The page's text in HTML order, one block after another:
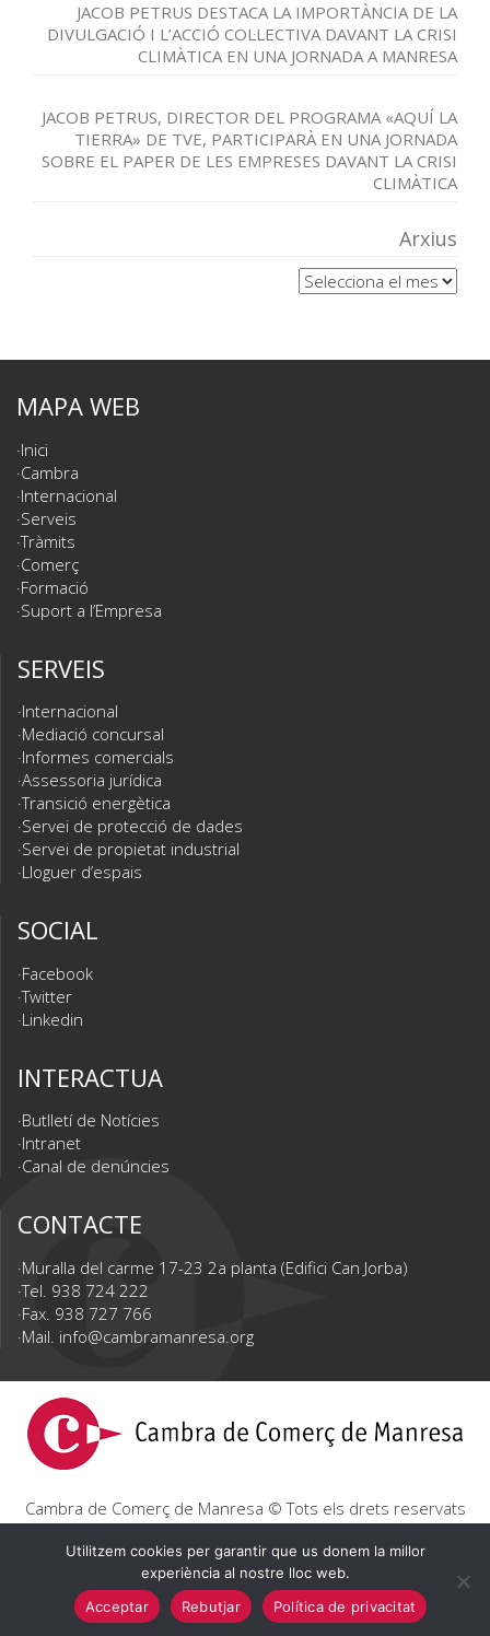
JACOB PETRUS DESTACA LA IMPORTÀNCIA DE LA
DIVULGACIÓ I L’ACCIÓ COL·LECTIVA DAVANT LA CRISI
CLIMÀTICA EN UNA JORNADA A MANRESA
JACOB PETRUS, DIRECTOR DEL PROGRAMA «AQUÍ LA
TIERRA» DE TVE, PARTICIPARÀ EN UNA JORNADA
SOBRE EL PAPER DE LES EMPRESES DAVANT LA CRISI
CLIMÀTICA
Arxius
Arxius
MAPA WEB
Inici
Cambra
Internacional
Serveis
Tràmits
Comerç
Formació
Suport a l’Empresa
SERVEIS
Internacional
Mediació concursal
Informes comercials
Assessoria jurídica
Transició energètica
Servei de protecció de dades
Servei de propietat industrial
Lloguer d’espais
SOCIAL
Facebook
Twitter
Linkedin
INTERACTUA
Butlletí de Notícies
Intranet
Canal de denúncies
CONTACTE
Muralla del carme 17-23 2a planta (Edifici Can Jorba)
Tel. 938 724 222
Fax. 938 727 766
Mail. info@cambramanresa.org
Cambra de Comerç de Manresa © Tots els drets reservats
Avís Legal Política de privacitat Política de cookies
Utilitzem cookies per garantir que us donem la millor
experiència al nostre lloc web.
Acceptar
Rebutjar Política de privacitat